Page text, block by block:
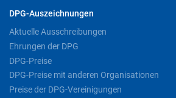
DPG-Auszeichnungen
Aktuelle Ausschreibungen
Ehrungen der DPG
DPG-Preise
DPG-Preise mit anderen Organisationen
Preise der DPG-Vereinigungen